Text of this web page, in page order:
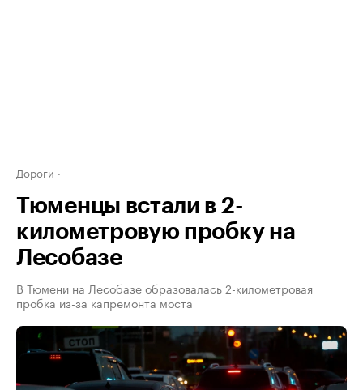
Дороги
Тюменцы встали в 2-
километровую пробку на
Лесобазе
В Тюмени на Лесобазе образовалась 2-километровая
пробка из-за капремонта моста